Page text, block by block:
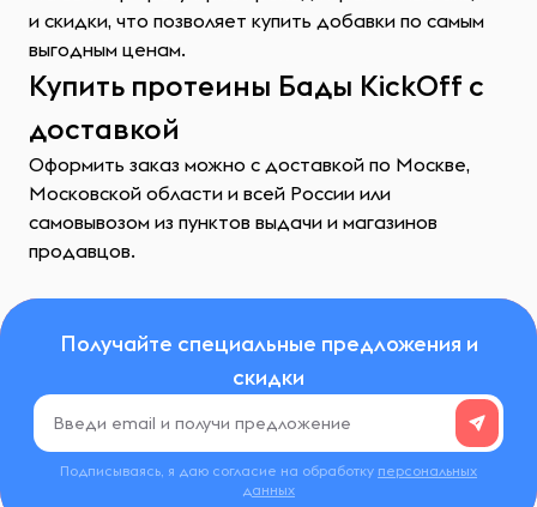
и скидки, что позволяет купить добавки по самым
выгодным ценам.
Купить протеины Бады KickOff с
доставкой
Оформить заказ можно с доставкой по Москве,
Московской области и всей России или
самовывозом из пунктов выдачи и магазинов
продавцов.
Получайте специальные предложения и
скидки
Подписываясь, я даю согласие на обработку персональных
данных